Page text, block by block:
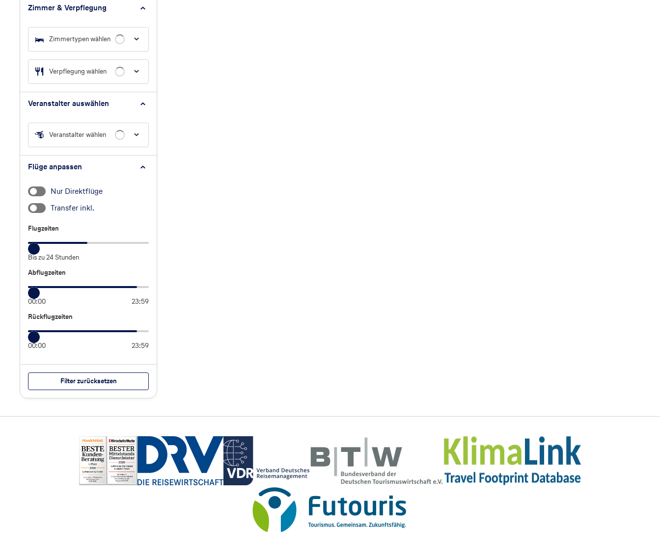
Zimmer & Verpflegung
Zimmertypen wählen
Verpflegung wählen
Veranstalter auswählen
Veranstalter wählen
Flüge anpassen
Nur Direktflüge
Transfer inkl.
Flugzeiten
Flugzeiten
Bis zu 24 Stunden
Abflugzeiten
Abflugzeiten
00:00 23:59
Rückflugzeiten
Rückflugzeiten
00:00 23:59
Filter zurücksetzen